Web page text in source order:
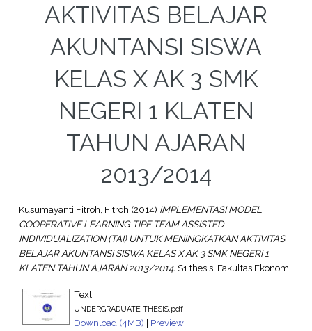
AKTIVITAS BELAJAR
AKUNTANSI SISWA
KELAS X AK 3 SMK
NEGERI 1 KLATEN
TAHUN AJARAN
2013/2014
Kusumayanti Fitroh, Fitroh (2014) IMPLEMENTASI MODEL
COOPERATIVE LEARNING TIPE TEAM ASSISTED
INDIVIDUALIZATION (TAI) UNTUK MENINGKATKAN AKTIVITAS
BELAJAR AKUNTANSI SISWA KELAS X AK 3 SMK NEGERI 1
KLATEN TAHUN AJARAN 2013/2014. S1 thesis, Fakultas Ekonomi.
Text
UNDERGRADUATE THESIS.pdf
Download (4MB) | Preview